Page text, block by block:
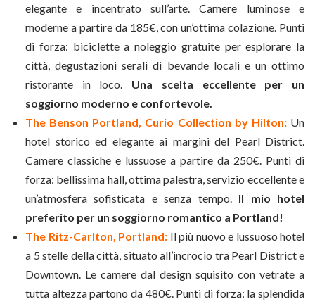
elegante e incentrato sull’arte. Camere luminose e
moderne a partire da 185€, con un’ottima colazione. Punti
di forza: biciclette a noleggio gratuite per esplorare la
città, degustazioni serali di bevande locali e un ottimo
ristorante in loco. Una scelta eccellente per un
soggiorno moderno e confortevole.
The Benson Portland, Curio Collection by Hilton:Un
hotel storico ed elegante ai margini del Pearl District.
Camere classiche e lussuose a partire da 250€. Punti di
forza: bellissima hall, ottima palestra, servizio eccellente e
un’atmosfera sofisticata e senza tempo. Il mio hotel
preferito per un soggiorno romantico a Portland!
The Ritz-Carlton, Portland: Il più nuovo e lussuoso hotel
a 5 stelle della città, situato all’incrocio tra Pearl District e
Downtown. Le camere dal design squisito con vetrate a
tutta altezza partono da 480€. Punti di forza: la splendida